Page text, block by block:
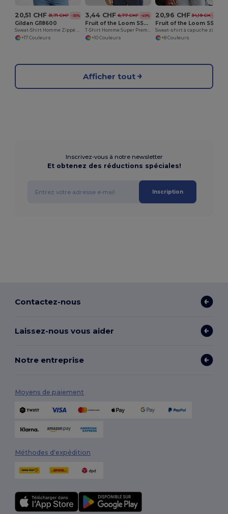
20,51 CHF 31,71 CHF -35%
Gildan GI18600
Sweat-Shirt Homme Zippé avec Capuche
+17 Couleurs
3,44 CHF 6,77 CHF -49%
Fruit of the Loom SS044
T-Shirt Homme Super Premium
+10 Couleurs
20,96 CHF 34,19 CHF-39%
+8 Couleurs
Afficher tout
Inscrivez-vous à notre newsletter
Et obtenez des réductions spéciales!
Inscription
Contactez-nous
Laissez-nous vous aider
Notre entreprise
Moyens de paiement
Méthodes d'expédition